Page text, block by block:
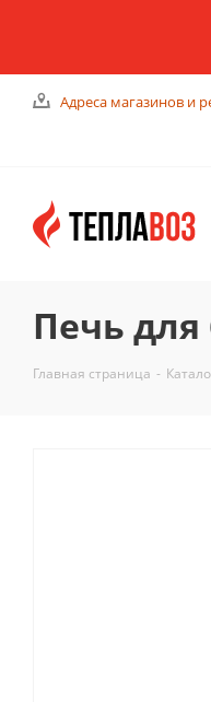
Адреса магазинов и
Печь для
Главная страница -